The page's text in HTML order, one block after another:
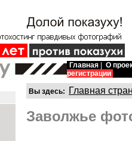
Главная
О
регистрации
Вы здесь: Главная
Заволжье